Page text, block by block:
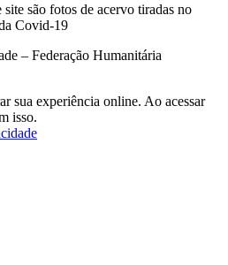
são fotos de acervo tiradas no
Covid-19
– Federação Humanitária
sua experiência online. Ao acessar
isso.